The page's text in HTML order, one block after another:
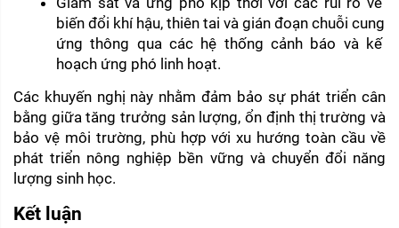
biến đổi khí hậu, thiên tai và gián đoạn chuỗi cung
ứng thông qua các hệ thống cảnh báo và kế
hoạch ứng phó linh hoạt.
Các khuyến nghị này nhằm đảm bảo sự phát triển cân
bằng giữa tăng trưởng sản lượng, ổn định thị trường và
bảo vệ môi trường, phù hợp với xu hướng toàn cầu về
phát triển nông nghiệp bền vững và chuyển đổi năng
lượng sinh học.
Kết luận